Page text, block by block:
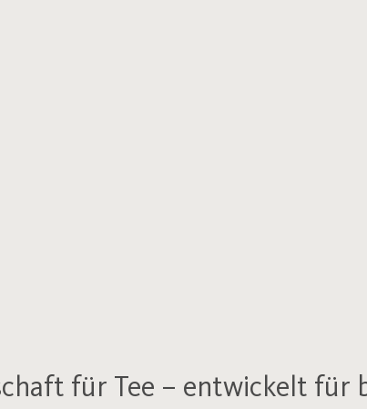
für Tee – entwickelt für